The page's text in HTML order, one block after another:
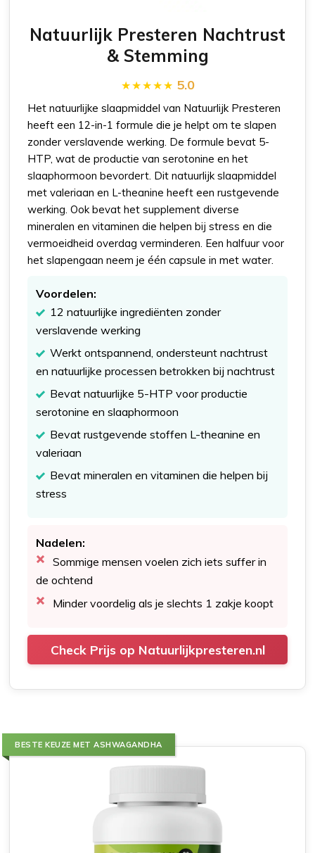
Natuurlijk Presteren Nachtrust
& Stemming
5.0
Het natuurlijke slaapmiddel van Natuurlijk Presteren
heeft een 12-in-1 formule die je helpt om te slapen
zonder verslavende werking. De formule bevat 5-
HTP, wat de productie van serotonine en het
slaaphormoon bevordert. Dit natuurlijk slaapmiddel
met valeriaan en L-theanine heeft een rustgevende
werking. Ook bevat het supplement diverse
mineralen en vitaminen die helpen bij stress en die
vermoeidheid overdag verminderen. Een halfuur voor
het slapengaan neem je één capsule in met water.
Voordelen:
12 natuurlijke ingrediënten zonder
verslavende werking
Werkt ontspannend, ondersteunt nachtrust
en natuurlijke processen betrokken bij nachtrust
Bevat natuurlijke 5-HTP voor productie
serotonine en slaaphormoon
Bevat rustgevende stoffen L-theanine en
valeriaan
Bevat mineralen en vitaminen die helpen bij
stress
Nadelen:
Sommige mensen voelen zich iets suffer in
de ochtend
Minder voordelig als je slechts 1 zakje koopt
Check Prijs op Natuurlijkpresteren.nl
BESTE KEUZE MET ASHWAGANDHA